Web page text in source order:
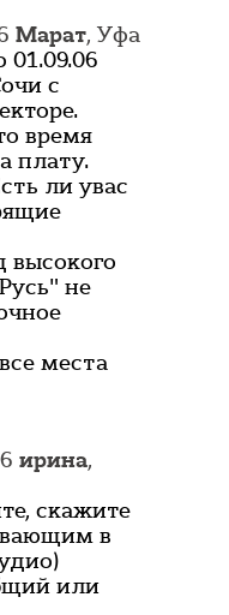
Марат, Уфа
01.09.06
с
время
плату.
ли увас
высокого
не
места
ирина,
скажите
в
или